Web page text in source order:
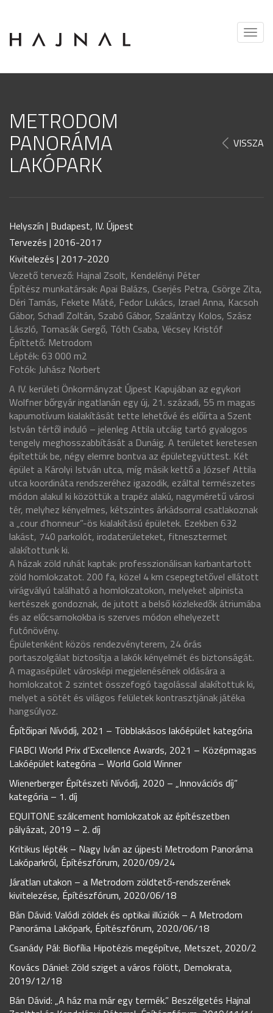
METRODOM
PANORÁMA
LAKÓPARK
VISSZA
Helyszín | Budapest, IV. Újpest
Tervezés | 2016-2017
Kivitelezés | 2017-2020
Vezető tervező: Hajnal Zsolt, Kendelényi Péter
Építész munkatársak: Apai Balázs, Cserjés Petra, Csörge Zita,
Déri Tamás, Fekete Máté, Fedor Lukács, Izrael Anna, Kacsoh
Gábor, Schadl Zoltán, Szabó Gábor, Szalántzy Kolos, Szász
László, Tomasák Gergő, Tóth Csaba, Vécsey Kristóf
Építtető: Metrodom
Lépték: 63 000 m2
Fotók: Juhász Norbert
A IV. kerületi Önkormányzat Újpest Kapujában az egykori
Wolfner bőrgyár ingatlanán egy új, 21. századi, 55 m magas
kapumotívum kialakítását tette lehetővé és előírta a Szent
István tértől induló – jelenleg Attila utcáig tartó gyalogos
tengely meghosszabbítását a Dunáig. A területet keretesen
építettük be, négy elemre bontva az épületegyüttest. Két
épület a Károlyi István utca, míg másik kettő a József Attila
utca koordináta rendszeréhez igazodik, ezáltal természetes
módon alakul ki közöttük a trapéz alakú, nagyméretű városi
tér, melyhez kényelmes, kétszintes árkádsorral csatlakoznak
a „cour d’honneur”-ös kialakítású épületek. Ezekben 632
lakást, 740 parkolót, irodaterületeket, fitnesztermet
alakítottunk ki.
A házak zöld ruhát kaptak: professzionálisan karbantartott
zöld homlokzatot. 200 fa, közel 4 km csepegtetővel ellátott
virágvályú található a homlokzatokon, melyeket alpinista
kertészek gondoznak, de jutott a belső közlekedők átriumába
és az előcsarnokokba is szerves módon elhelyezett
futónövény.
Épületenként közös rendezvényterem, 24 órás
portaszolgálat biztosítja a lakók kényelmét és biztonságát.
A magasépület városképi megjelenésének oldására a
homlokzatot 2 szintet összefogó tagolással alakítottuk ki,
melyet a sötét és világos felületek kontrasztjának játéka
hangsúlyoz.
Építőipari Nívódíj, 2021 – Többlakásos lakóépület kategória
FIABCI World Prix d’Excellence Awards, 2021 – Középmagas
Lakóépület kategória – World Gold Winner
Wienerberger Építészeti Nívódíj, 2020 – „Innovációs díj”
kategória – 1. díj
EQUITONE szálcement homlokzatok az építészetben
pályázat, 2019 – 2. díj
Kritikus lépték – Nagy Iván az újpesti Metrodom Panoráma
Lakóparkról, Építészfórum, 2020/09/24
Járatlan utakon – a Metrodom zöldtető-rendszerének
kivitelezése, Építészfórum, 2020/06/18
Bán Dávid: Valódi zöldek és optikai illúziók – A Metrodom
Panoráma Lakópark, Építészfórum, 2020/06/18
Csanády Pál: Biofília Hipotézis megépítve, Metszet, 2020/2
Kovács Dániel: Zöld sziget a város fölött, Demokrata,
2019/12/18
Bán Dávid: „A ház ma már egy termék.” Beszélgetés Hajnal